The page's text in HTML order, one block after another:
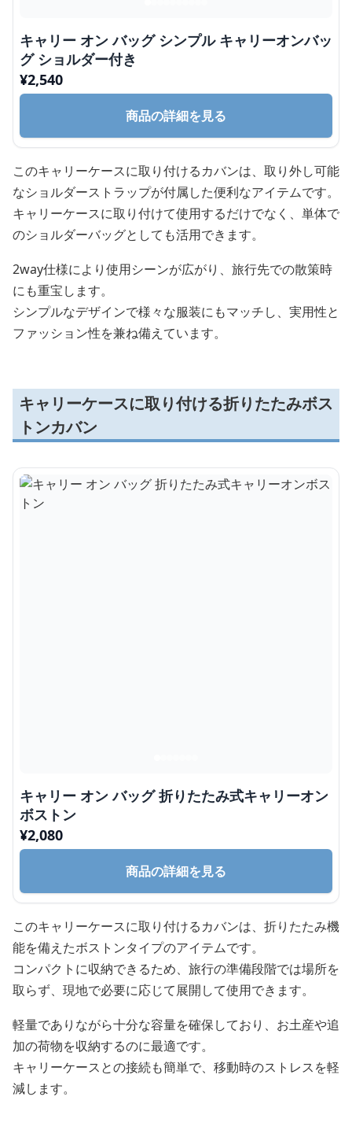
キャリー オン バッグ シンプル キャリーオンバッ
グ ショルダー付き
¥2,540
商品の詳細を見る
このキャリーケースに取り付けるカバンは、取り外し可能
なショルダーストラップが付属した便利なアイテムです。
キャリーケースに取り付けて使用するだけでなく、単体で
のショルダーバッグとしても活用できます。
2way仕様により使用シーンが広がり、旅行先での散策時
にも重宝します。
シンプルなデザインで様々な服装にもマッチし、実用性と
ファッション性を兼ね備えています。
キャリーケースに取り付ける折りたたみボス
トンカバン
キャリー オン バッグ 折りたたみ式キャリーオン
ボストン
¥2,080
商品の詳細を見る
このキャリーケースに取り付けるカバンは、折りたたみ機
能を備えたボストンタイプのアイテムです。
コンパクトに収納できるため、旅行の準備段階では場所を
取らず、現地で必要に応じて展開して使用できます。
軽量でありながら十分な容量を確保しており、お土産や追
加の荷物を収納するのに最適です。
キャリーケースとの接続も簡単で、移動時のストレスを軽
減します。